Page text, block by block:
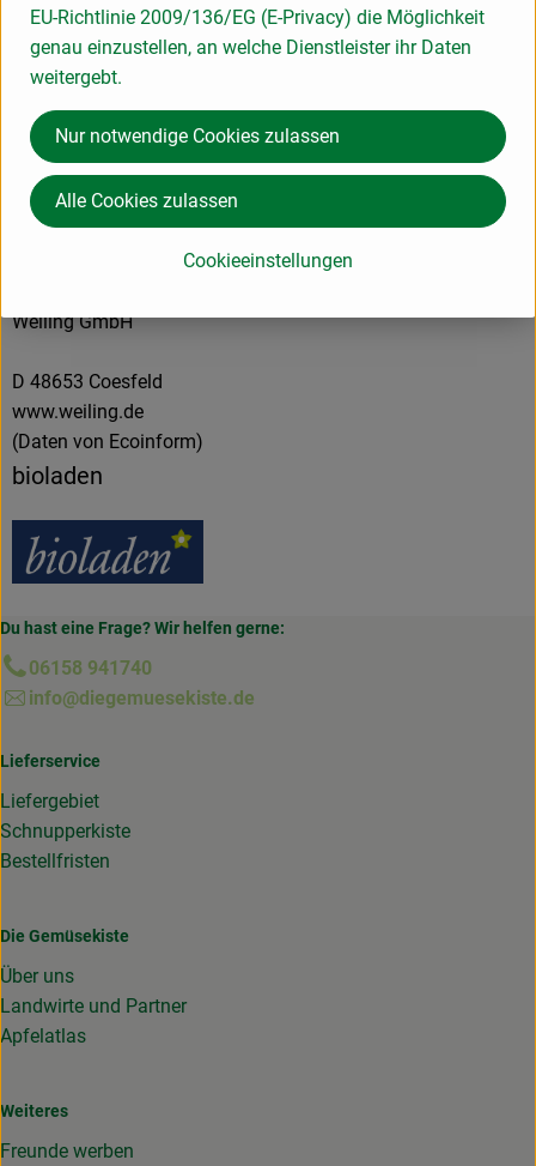
Produktdatenblatt
Herkunft
Hersteller: bioladen
Weiling GmbH
D 48653 Coesfeld
www.weiling.de
(Daten von Ecoinform)
bioladen
Du hast eine Frage? Wir helfen gerne:
06158 941740
info@diegemuesekiste.de
Lieferservice
Liefergebiet
Schnupperkiste
Bestellfristen
Die Gemüsekiste
Über uns
Landwirte und Partner
Apfelatlas
Weiteres
Freunde werben
EU-Richtlinie 2009/136/EG (E-Privacy) die Möglichkeit
genau einzustellen, an welche Dienstleister ihr Daten
weitergebt.
Cookieeinstellungen
Nur notwendige Cookies zulassen
Alle Cookies zulassen